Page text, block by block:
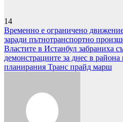
14
Навигация
Временно е ограничено
заради пътнотранспортно
Властите в Истанбул забраниха
демонстрациите за днес в
планирания Транс прайд марш